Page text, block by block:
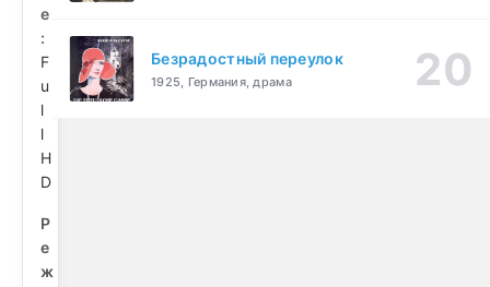
е
:
F
u
l
l
H
D
Р
е
ж
Безрадостный переулок
1925, Германия, драма